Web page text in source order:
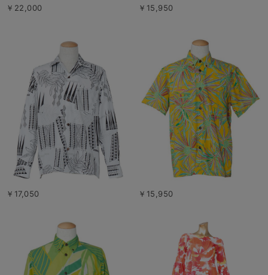
￥22,000 ￥15,950
￥17,050 ￥15,950